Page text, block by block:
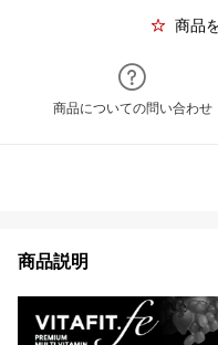
商品
商品についての問い合わせ
商品説明